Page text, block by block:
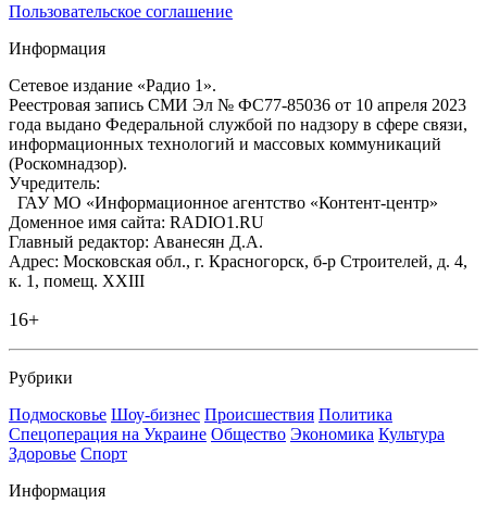
Пользовательское соглашение
Информация
Сетевое издание «Радио 1».
Реестровая запись СМИ Эл № ФС77-85036 от 10 апреля 2023
года выдано Федеральной службой по надзору в сфере связи,
информационных технологий и массовых коммуникаций
(Роскомнадзор).
Учредитель:
ГАУ МО «Информационное агентство «Контент-центр»
Доменное имя сайта: RADIO1.RU
Главный редактор: Аванесян Д.А.
Адрес: Московская обл., г. Красногорск, б-р Строителей, д. 4,
к. 1, помещ. XXIII
16+
Рубрики
Подмосковье Шоу-бизнес Происшествия Политика
Спецоперация на Украине Общество Экономика Культура
Здоровье Спорт
Информация